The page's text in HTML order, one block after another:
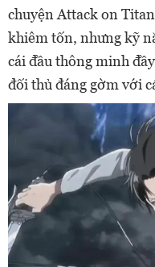
chuyện Attack on
khiêm tốn, nhưng kỹ
cái đầu thông minh
đối thủ đáng gờm với